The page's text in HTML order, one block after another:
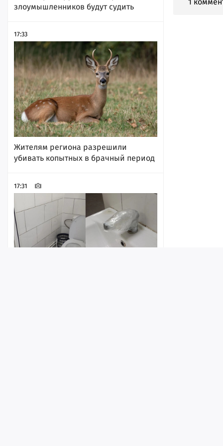
злоумышленников будут судить
17:33
Жителям региона разрешили
убивать копытных в брачный период
17:31